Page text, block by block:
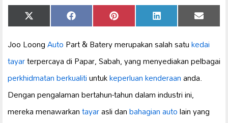
Share
on
X
(Twitter)
Share
on
Facebook Share
on
Pinterest Share
on
LinkedIn Share
on
Email
Joo LoongAutoPart & Batery merupakan salah satukedai
tayarterpercaya di Papar, Sabah, yang menyediakan pelbagai
perkhidmatan berkualitiuntukkeperluan kenderaananda.
Dengan pengalaman bertahun-tahun dalam industri ini,
mereka menawarkantayarasli danbahagian autolain yang